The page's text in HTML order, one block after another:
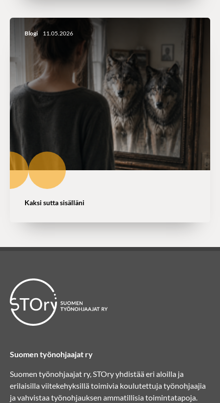
Blogi 11.05.2026
Kaksi sutta sisälläni
Suomen työnohjaajat ry
Suomen työnohjaajat ry, STOry yhdistää eri aloilla ja
erilaisilla viitekehyksillä toimivia koulutettuja työnohjaajia
ja vahvistaa työnohjauksen ammatillisia toimintatapoja.